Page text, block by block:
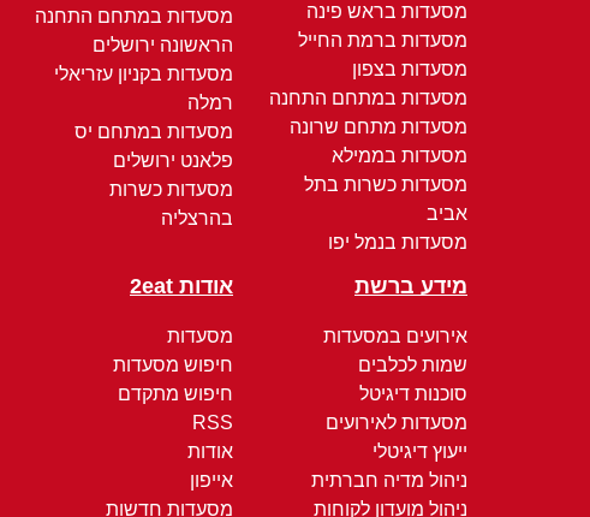
מסעדות בראש פינה
מסעדות ברמת החייל
מסעדות בצפון
מסעדות במתחם התחנה
מסעדות מתחם שרונה
מסעדות בממילא
מסעדות כשרות בתל
אביב
מסעדות בנמל יפו
מסעדות במתחם התחנה
הראשונה ירושלים
מסעדות בקניון עזריאלי
רמלה
מסעדות במתחם יס
פלאנט ירושלים
מסעדות כשרות
בהרצליה
מידע ברשת
אירועים במסעדות
שמות לכלבים
סוכנות דיגיטל
מסעדות לאירועים
ייעוץ דיגיטלי
ניהול מדיה חברתית
ניהול מועדון לקוחות
אודות 2eat
מסעדות
חיפוש מסעדות
חיפוש מתקדם
RSS
אודות
אייפון
מסעדות חדשות